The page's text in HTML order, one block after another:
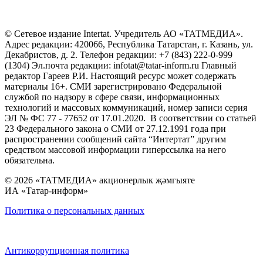
© Сетевое издание Intertat. Учредитель АО «ТАТМЕДИА».
Адрес редакции: 420066, Республика Татарстан, г. Казань, ул.
Декабристов, д. 2. Телефон редакции: +7 (843) 222-0-999
(1304) Эл.почта редакции: infotat@tatar-inform.ru Главный
редактор Гареев Р.И. Настоящий ресурс может содержать
материалы 16+. СМИ зарегистрировано Федеральной
службой по надзору в сфере связи, информационных
технологий и массовых коммуникаций, номер записи серия
ЭЛ № ФС 77 - 77652 от 17.01.2020. В соответствии со статьей
23 Федерального закона о СМИ от 27.12.1991 года при
распространении сообщений сайта “Интертат” другим
средством массовой информации гиперссылка на него
обязательна.
© 2026 «ТАТМЕДИА» акционерлык җәмгыяте
ИА «Татар-информ»
Политика о персональных данных
Антикоррупционная политика